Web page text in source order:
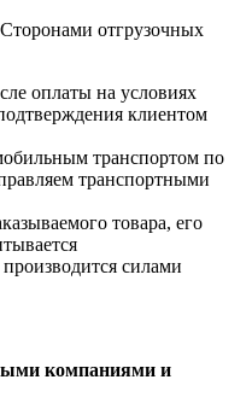
отгрузочных
оплаты на условиях
клиентом
транспортом по
транспортными
товара, его
силами
компаниями и